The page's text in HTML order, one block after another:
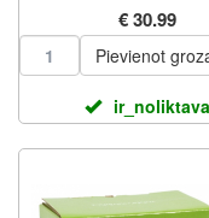
€ 30.99
Pievienot
ir_noliktava